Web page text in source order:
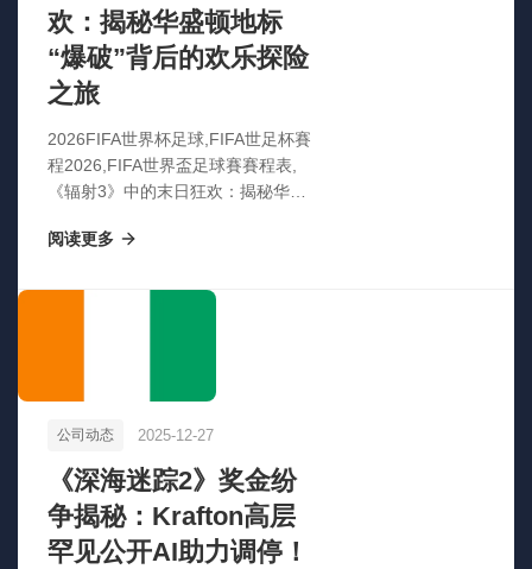
欢：揭秘华盛顿地标
“爆破”背后的欢乐探险
之旅
2026FIFA世界杯足球,FIFA世足杯賽
程2026,FIFA世界盃足球賽賽程表,
《辐射3》中的末日狂欢：揭秘华盛
阅读更多
公司动态 2025-12-27
《深海迷踪2》奖金纷
争揭秘：Krafton高层
罕见公开AI助力调停！